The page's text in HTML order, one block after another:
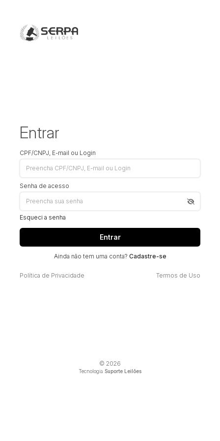
Entrar
CPF/CNPJ, E-mail ou Login
Senha de acesso
Esqueci a senha
Entrar
Ainda não tem uma conta? Cadastre-se
Política de Privacidade Termos de Uso
© 2026
Tecnologia Suporte Leilões